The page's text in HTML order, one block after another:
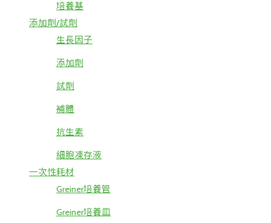
培養基
添加劑/試劑
生長因子
添加劑
試劑
補體
抗生素
細胞凍存液
一次性耗材
Greiner培養管
Greiner培養皿